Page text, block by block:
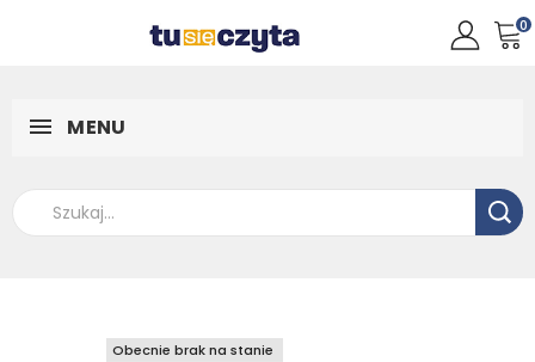
0
MENU
Obecnie brak na stanie
Obecnie brak na stanie